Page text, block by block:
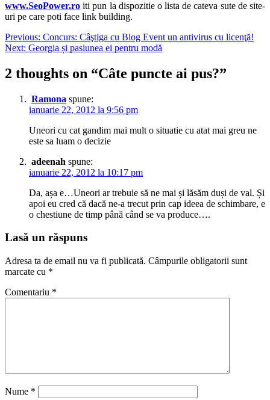
www.SeoPower.ro iti pun la dispozitie o lista de cateva sute de site-
uri pe care poti face link building.
Navigare
în
articole
Previous: Concurs: Câştiga cu Blog Event un antivirus cu licenţă!
Next: Georgia și pasiunea ei pentru modă
2 thoughts on “Câte puncte ai pus?”
Ramona spune:
ianuarie 22, 2012 la 9:56 pm
Uneori cu cat gandim mai mult o situatie cu atat mai greu ne
este sa luam o decizie
adeenah spune:
ianuarie 22, 2012 la 10:17 pm
Da, așa e…Uneori ar trebuie să ne mai și lăsăm duși de val. Și
apoi eu cred că dacă ne-a trecut prin cap ideea de schimbare, e
o chestiune de timp până când se va produce….
Lasă un răspuns
Adresa ta de email nu va fi publicată. Câmpurile obligatorii sunt
marcate cu *
Comentariu *
Nume *